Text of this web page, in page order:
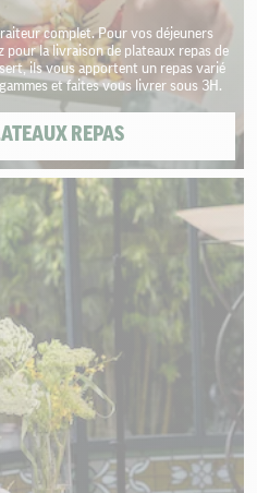
complet. Pour vos déjeuners
pour la livraison de plateaux repas de
ils vous apportent un repas varié
et faites vous livrer sous 3H.
REPAS